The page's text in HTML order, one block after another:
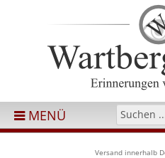
MENÜ
Versand innerhalb